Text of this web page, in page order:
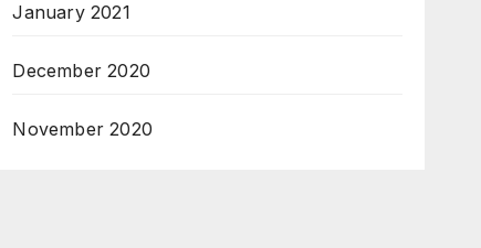
January 2021
December 2020
November 2020